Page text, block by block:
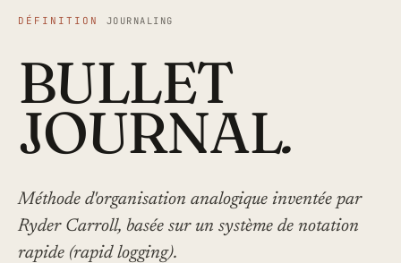
CARNETS
STYLOS
JOURNALING
GUIDES
CULTURE PAPIER
ESPACES
INDEX & MAGAZINE
DÉFINITION JOURNALING
BULLET
JOURNAL.
Méthode d'organisation analogique inventée par
Ryder Carroll, basée sur un système de notation
rapide (rapid logging).